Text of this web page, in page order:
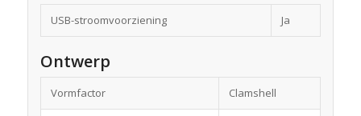
USB-stroomvoorziening Ja
Ontwerp
Vormfactor Clamshell